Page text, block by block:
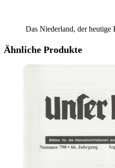
Das Niederland, der heutige
Ähnliche Produkte